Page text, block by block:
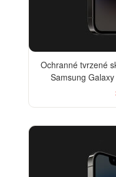
Ochranné tvrzené
Samsung